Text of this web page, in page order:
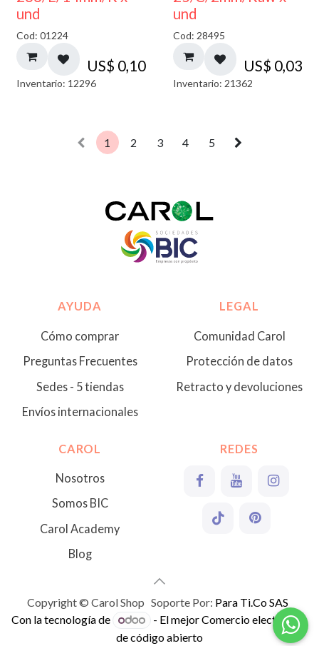
und
Cod: 01224
US$ 0,10
Inventario: 12296
und
Cod: 28495
US$ 0,03
Inventario: 21362
1 2 3 4 5
AYUDA
Cómo comprar
Preguntas Frecuentes
Sedes - 5 tiendas
Envíos internacionales
LEGAL
Comunidad Carol
Protección de datos
Retracto y devoluciones
CAROL
Nosotros
Somos BIC
Carol Academy
Blog
REDES
Copyright © Carol Shop Soporte Por: Para Ti.Co SAS
Con la tecnología de
- El mejorComercio electrónico
de código abierto